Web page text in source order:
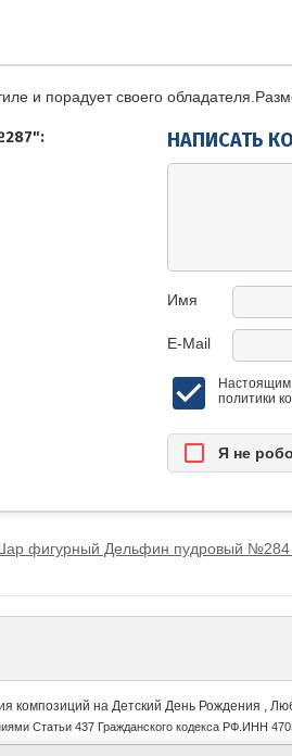
и порадует своего
НАПИСАТЬ
Имя
E-Mail
Настоящим
политики
Я нe
фигурный Дельфин пудровый №284
на Детский День Рождения ,
Статьи 437 Гражданского кодекса РФ.ИНН